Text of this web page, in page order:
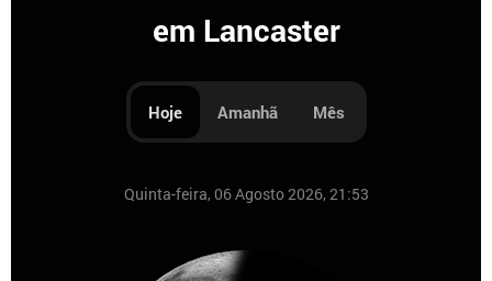
em Lancaster
Hoje Amanhã Mês
Quinta-feira, 06 Agosto 2026, 21:53